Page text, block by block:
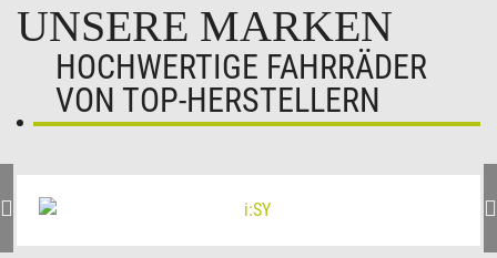
UNSERE MARKEN
HOCHWERTIGE FAHRRÄDER
VON TOP-HERSTELLERN